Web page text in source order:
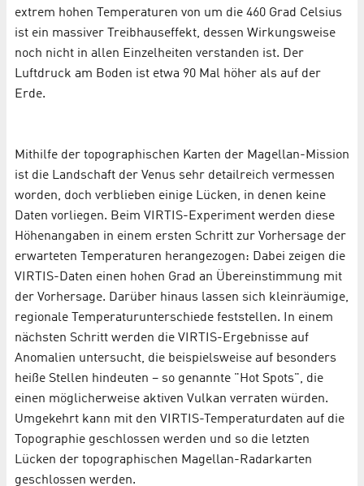
extrem hohen Temperaturen von um die 460 Grad Celsius
ist ein massiver Treibhauseffekt, dessen Wirkungsweise
noch nicht in allen Einzelheiten verstanden ist. Der
Luftdruck am Boden ist etwa 90 Mal höher als auf der
Erde.
Mithilfe der topographischen Karten der Magellan-Mission
ist die Landschaft der Venus sehr detailreich vermessen
worden, doch verblieben einige Lücken, in denen keine
Daten vorliegen. Beim VIRTIS-Experiment werden diese
Höhenangaben in einem ersten Schritt zur Vorhersage der
erwarteten Temperaturen herangezogen: Dabei zeigen die
VIRTIS-Daten einen hohen Grad an Übereinstimmung mit
der Vorhersage. Darüber hinaus lassen sich kleinräumige,
regionale Temperaturunterschiede feststellen. In einem
nächsten Schritt werden die VIRTIS-Ergebnisse auf
Anomalien untersucht, die beispielsweise auf besonders
heiße Stellen hindeuten – so genannte "Hot Spots", die
einen möglicherweise aktiven Vulkan verraten würden.
Umgekehrt kann mit den VIRTIS-Temperaturdaten auf die
Topographie geschlossen werden und so die letzten
Lücken der topographischen Magellan-Radarkarten
geschlossen werden.